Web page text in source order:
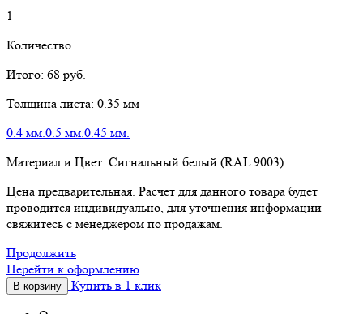
1
Количество
Итого: 68 руб.
Толщина листа: 0.35 мм
0.4 мм. 0.5 мм. 0.45 мм.
Материал и Цвет: Сигнальный белый (RAL 9003)
Цена предварительная. Расчет для данного товара будет
проводится индивидуально, для уточнения информации
свяжитесь с менеджером по продажам.
Продолжить
Перейти к оформлению
В корзину
Купить в 1 клик